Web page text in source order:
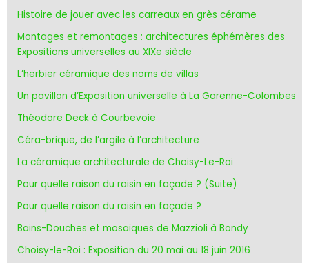
Histoire de jouer avec les carreaux en grès cérame
Montages et remontages : architectures éphémères des
Expositions universelles au XIXe siècle
L’herbier céramique des noms de villas
Un pavillon d’Exposition universelle à La Garenne-Colombes
Théodore Deck à Courbevoie
Céra-brique, de l’argile à l’architecture
La céramique architecturale de Choisy-Le-Roi
Pour quelle raison du raisin en façade ? (Suite)
Pour quelle raison du raisin en façade ?
Bains-Douches et mosaïques de Mazzioli à Bondy
Choisy-le-Roi : Exposition du 20 mai au 18 juin 2016